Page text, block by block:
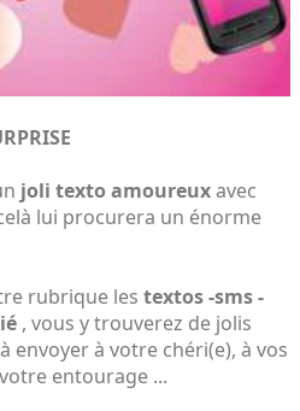
joli texto amoureuxavec
lui procurera un énorme
rubrique les textos -sms -
, vous y trouverez de jolis
envoyer à votre chéri(e), à vos
entourage ...